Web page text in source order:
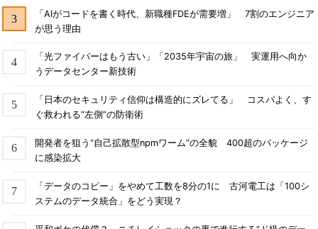
「AIがコードを書く時代、新職種FDEが需要増」 7割のエンジニア
が思う理由
「光ファイバーはもう古い」「2035年宇宙の旅」 実運用へ向か
うデータセンター新技術
「日本のセキュリティ信仰は構造的にズレてる」 コスパよく、す
ぐ救われる“左側”の防衛術
開発者を狙う“自己拡散型npmワーム”の全貌 400超のパッケージ
に感染拡大
「データのコピー」をやめて工数を8分の1に 古河電工は「100シ
ステムのデータ統合」をどう実現？